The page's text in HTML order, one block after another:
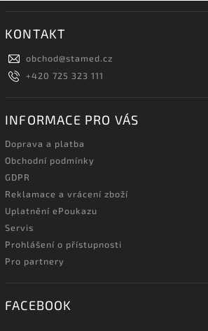
KONTAKT
obchod@stamed.cz
+420 725 323 111
INFORMACE PRO VÁS
Doprava a platba
Obchodní podmínky
GDPR
Reklamace a vrácení zboží
Uplatnění ePoukazu
Servis
Prohlášení o přístupnosti
Pro partnery
FACEBOOK